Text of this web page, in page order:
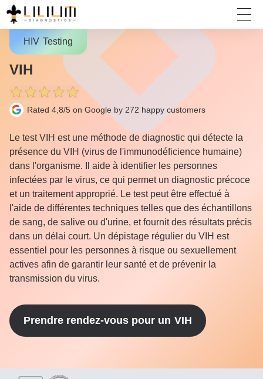
HIV Testing
VIH
Rated 4,8/5 on Google by 272 happy customers
Le test VIH est une méthode de diagnostic qui détecte la
présence du VIH (virus de l'immunodéficience humaine)
dans l'organisme. Il aide à identifier les personnes
infectées par le virus, ce qui permet un diagnostic précoce
et un traitement approprié. Le test peut être effectué à
l'aide de différentes techniques telles que des échantillons
de sang, de salive ou d'urine, et fournit des résultats précis
dans un délai court. Un dépistage régulier du VIH est
essentiel pour les personnes à risque ou sexuellement
actives afin de garantir leur santé et de prévenir la
transmission du virus.
Prendre rendez-vous pour un VIH